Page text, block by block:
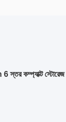
স্তর কম্প্যাক্ট স্টোরেজ